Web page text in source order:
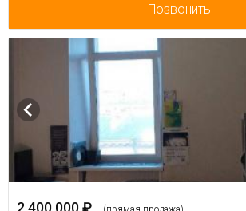
Позвонить
2 400 000 ₽